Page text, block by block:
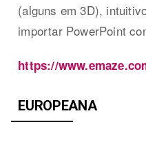
(alguns em 3D),
importar PowerPoint
https://
EUROPEANA